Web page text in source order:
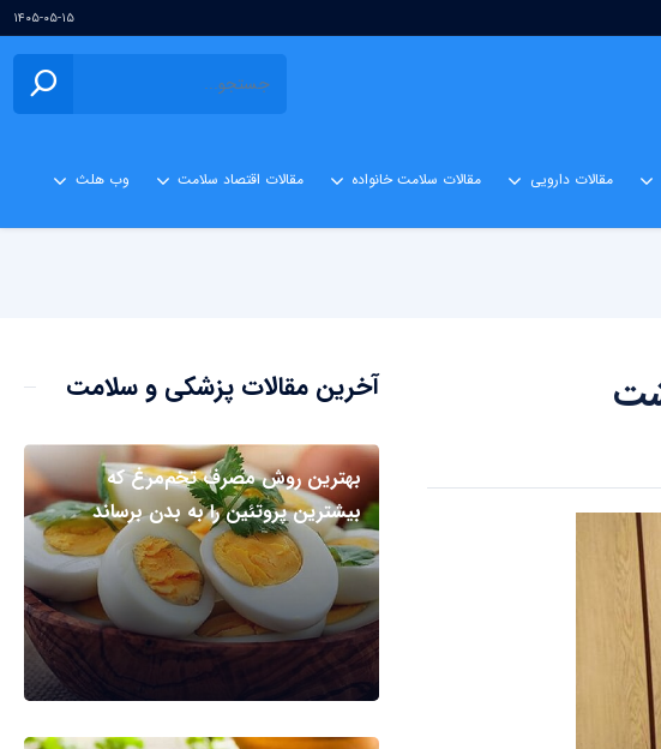
۱۴۰۵-۰۵-۱۵
مقالات دارویی مقالات سلامت خانواده مقالات اقتصاد سلامت وب هلث
آخرین مقالات پزشکی و سلامت
بهترین روش مصرف تخم‌مرغ که
بیشترین پروتئین را به بدن برساند